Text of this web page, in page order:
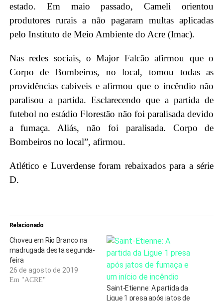
estado. Em maio passado, Cameli orientou
produtores rurais a não pagaram multas aplicadas
pelo Instituto de Meio Ambiente do Acre (Imac).
Nas redes sociais, o Major Falcão afirmou que o
Corpo de Bombeiros, no local, tomou todas as
providências cabíveis e afirmou que o incêndio não
paralisou a partida. Esclarecendo que a partida de
futebol no estádio Florestão não foi paralisada devido
a fumaça. Aliás, não foi paralisada. Corpo de
Bombeiros no local”, afirmou.
Atlético e Luverdense foram rebaixados para a série
D.
Relacionado
Choveu em Rio Branco na
madrugada desta segunda-
feira
26 de agosto de 2019
Em "ACRE"
Saint-Etienne: A partida da
Ligue 1 presa após jatos de